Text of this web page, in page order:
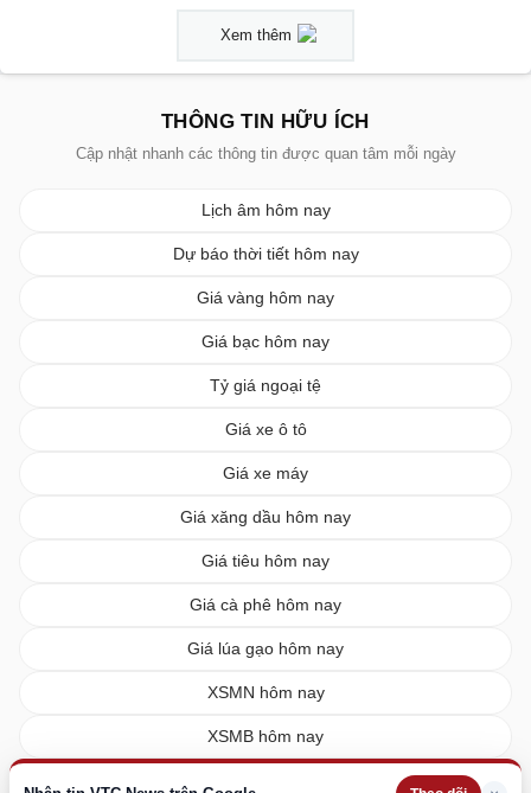
Xem thêm
THÔNG TIN HỮU ÍCH
Cập nhật nhanh các thông tin được quan tâm mỗi ngày
Lịch âm hôm nay
Dự báo thời tiết hôm nay
Giá vàng hôm nay
Giá bạc hôm nay
Tỷ giá ngoại tệ
Giá xe ô tô
Giá xe máy
Giá xăng dầu hôm nay
Giá tiêu hôm nay
Giá cà phê hôm nay
Giá lúa gạo hôm nay
XSMN hôm nay
XSMB hôm nay